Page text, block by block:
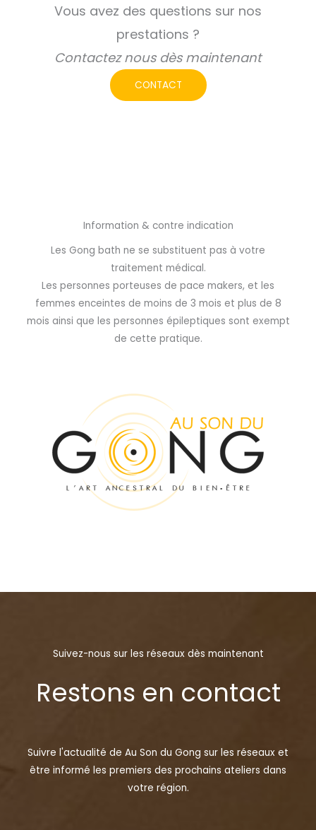
Vous avez des questions sur nos
prestations ?
Contactez nous dès maintenant
CONTACT
Information & contre indication
Les Gong bath ne se substituent pas à votre
traitement médical.
Les personnes porteuses de pace makers, et les
femmes enceintes de moins de 3 mois et plus de 8
mois ainsi que les personnes épileptiques sont exempt
de cette pratique.
Suivez-nous sur les réseaux dès maintenant
Restons en contact
Suivre l'actualité de Au Son du Gong sur les réseaux et
être informé les premiers des prochains ateliers dans
votre région.